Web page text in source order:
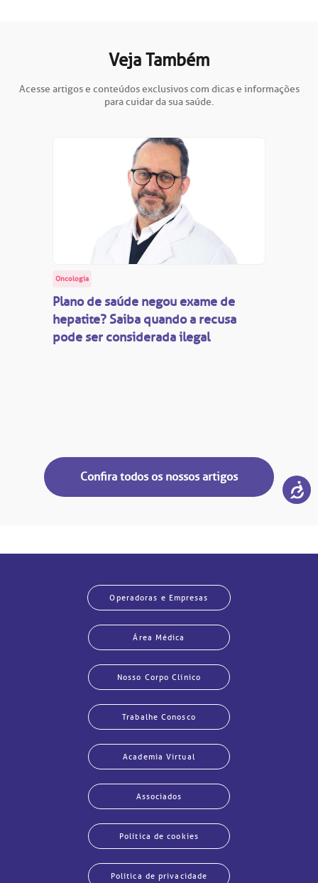
Veja Também
Acesse artigos e conteúdos exclusivos com dicas e informações
para cuidar da sua saúde.
Oncologia
Plano de saúde negou exame de
hepatite? Saiba quando a recusa
pode ser considerada ilegal
Confira todos os nossos artigos
Operadoras e Empresas
Área Médica
Nosso Corpo Clínico
Trabalhe Conosco
Academia Virtual
Associados
Política de cookies
Política de privacidade